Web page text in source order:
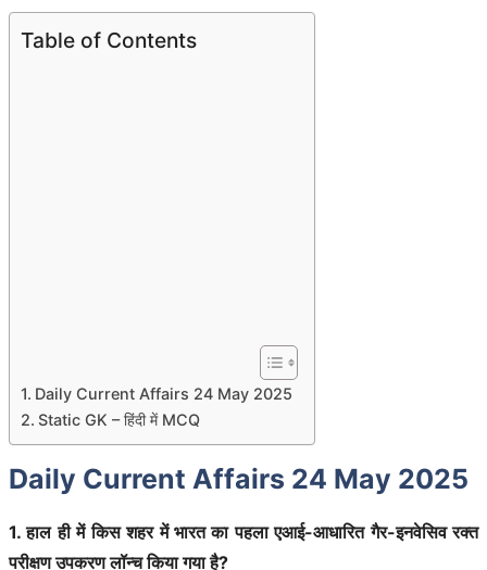
Table of Contents
Daily Current Affairs 24 May 2025
Static GK – हिंदी में MCQ
Daily Current Affairs 24 May 2025
1. हाल ही में किस शहर में भारत का पहला एआई-आधारित गैर-इनवेसिव रक्त
परीक्षण उपकरण लॉन्च किया गया है?